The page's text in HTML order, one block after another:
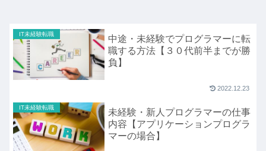
IT未経験転職
中途・未経験でプログラマーに転
職する方法【３０代前半までが勝
負】
2022.12.23
IT未経験転職
未経験・新人プログラマーの仕事
内容【アプリケーションプログラ
マーの場合】